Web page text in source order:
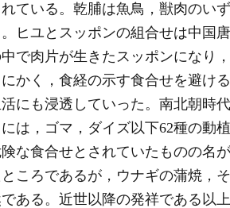
ている。乾脯は魚鳥，獣肉のい
ヒユとスッポンの組合せは中国
で肉片が生きたスッポンになり，
かく，食経の示す食合せを避け
にも浸透していった。南北朝時
は，ゴマ，ダイズ以下62種の動
な食合せとされていたものの名
ころであるが，ウナギの蒲焼，
ある。近世以降の発祥である以